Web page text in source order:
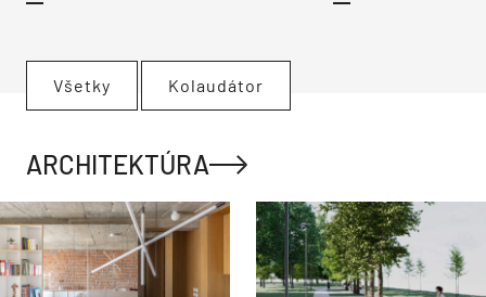
Všetky Kolaudátor
ARCHITEKTÚRA